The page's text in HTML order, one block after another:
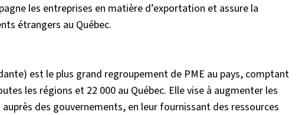
les entreprises en matière d’exportation et assure la
étrangers au Québec.
est le plus grand regroupement de PME au pays, comptant
les régions et 22 000 au Québec. Elle vise à augmenter les
des gouvernements, en leur fournissant des ressources